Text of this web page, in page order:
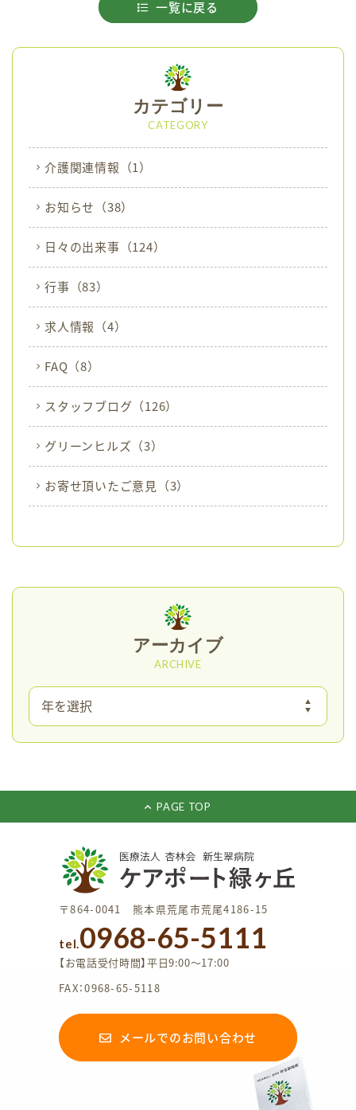
e o
一覧に戻る
カテゴリー
CATEGORY
介護関連情報 （1）
お知らせ （38）
日々の出来事 （124）
行事 （83）
求人情報 （4）
FAQ （8）
スタッフブログ （126）
グリーンヒルズ （3）
お寄せ頂いたご意見 （3）
アーカイブ
ARCHIVE
PAGE TOP
〒864-0041 熊本県荒尾市荒尾4186-15
tel.0968-65-5111
【お電話受付時間】平日9:00〜17:00
FAX：0968-65-5118
メールでのお問い合わせ